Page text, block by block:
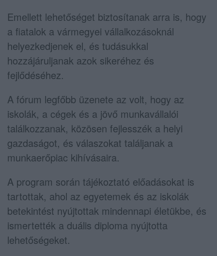
Emellett lehetőséget biztosítanak arra is, hogy
a fiatalok a vármegyei vállalkozásoknál
helyezkedjenek el, és tudásukkal
hozzájáruljanak azok sikeréhez és
fejlődéséhez.
A fórum legfőbb üzenete az volt, hogy az
iskolák, a cégek és a jövő munkavállalói
találkozzanak, közösen fejlesszék a helyi
gazdaságot, és válaszokat találjanak a
munkaerőpiac kihívásaira.
A program során tájékoztató előadásokat is
tartottak, ahol az egyetemek és az iskolák
betekintést nyújtottak mindennapi életükbe, és
ismertették a duális diploma nyújtotta
lehetőségeket.